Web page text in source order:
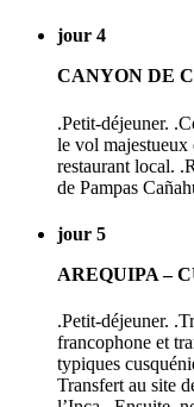
jour 4
CANYON DE
.Petit-déjeuner.
le vol majestueux
restaurant local.
de Pampas
jour 5
AREQUIPA –
.Petit-déjeuner.
francophone et
typiques
Transfert au site